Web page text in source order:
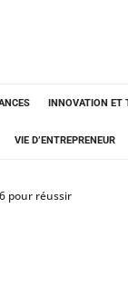
INNOVATION ET
VIE D’ENTREPRENEUR
pour réussir